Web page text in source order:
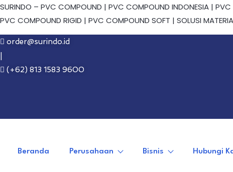
Lewati
ke
konten
SURINDO – PVC COMPOUND | PVC COMPOUND INDONESIA |
PVC COMPOUND RIGID | PVC COMPOUND SOFT | SOLUSI
order@surindo.id
(+62) 813 1583 9600
Beranda Perusahaan Bisnis Hubungi